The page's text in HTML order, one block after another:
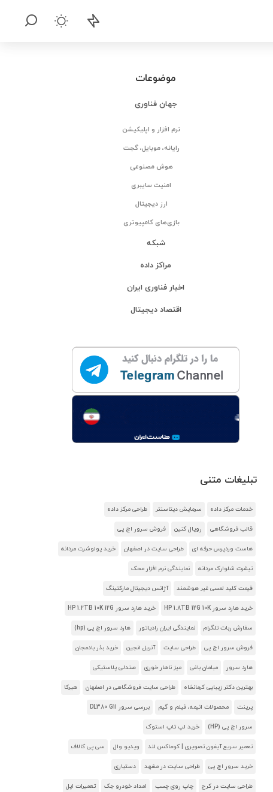
موضوعات
جهان فناوری
نرم افزار و اپلیکیشن
رایانه، موبایل، گجت
هوش مصنوعی
امنیت سایبری
ارز دیجیتال
بازی‌های کامپیوتری
شبکه
مراکز داده
اخبار فناوری ایران
اقتصاد دیجیتال
تبلیغات متنی
خدمات مرکز داده سرمایش دیتاسنتر طراحی مرکز داده
قالب فروشگاهی رویال کنین فروش سرور اچ پی
هاست وردپرس حرفه ای طراحی سایت در اصفهان خرید پولوشرت مردانه
تیشرت شلوارک مردانه نمایندگی نرم افزار محک
قیمت کلید لمسی غیر هوشمند آژانس دیجیتال مارکتینگ
خرید هارد سرور HP 1.8TB 12G 10K خرید هارد سرور HP 1.2TB 10K 12G
سفارش ربات تلگرام نمایندگی ایران رادیاتور هارد سرور اچ پی (hp)
فروش سرور اچ پی طراحی سایت آنریل انجین خرید بذر بادمجان
هارد سرور مبلمان باغی میز ناهار خوری صندلی پلاستیکی
بهترین دکتر زیبایی کرمانشاه طراحی سایت فروشگاهی در اصفهان هیرکا
پرینت محصولات انیمه، فیلم و گیم بررسی سرور DL380 G11
سرور اچ پی (HP) خرید لپ تاپ استوک
تعمیر سریع آیفون تصویری | کوماکس لند ویدیو وال سی پی کالاف
خرید سرور اچ پی طراحی سایت در مشهد دستیاری
طراحی سایت در کرج چاپ روی چسب امداد خودرو جک تعمیرات اپل